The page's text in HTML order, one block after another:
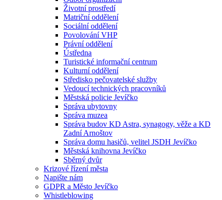
Životní prostředí
Matriční oddělení
Sociální oddělení
Povolování VHP
Právní oddělení
Ústředna
Turistické informační centrum
Kulturní oddělení
Středisko pečovatelské služby
Vedoucí technických pracovníků
Městská policie Jevíčko
Správa ubytovny
Správa muzea
Správa budov KD Astra, synagogy, věže a KD
Zadní Arnoštov
Správa domu hasičů, velitel JSDH Jevíčko
Městská knihovna Jevíčko
Sběrný dvůr
Krizové řízení města
Napište nám
GDPR a Město Jevíčko
Whistleblowing